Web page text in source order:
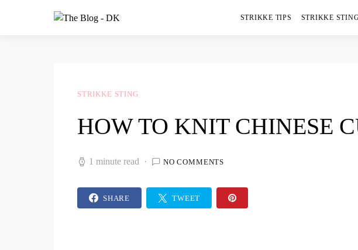
STRIKKE TIPS STRIKKE
STRIKKE STING
HOW TO KNIT CHINESE
1 minute read NO COMMENTS
SHARE TWEET